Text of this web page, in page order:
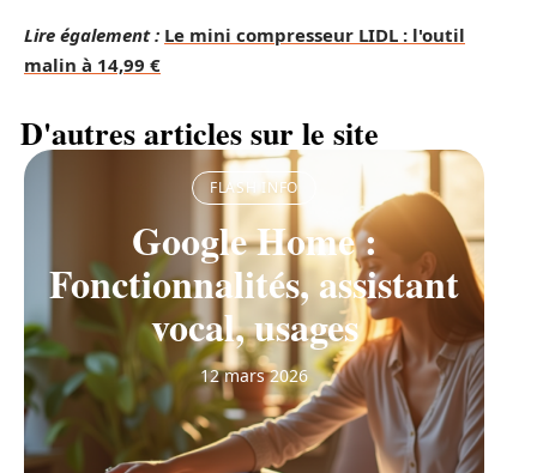
Lire également : Le mini compresseur LIDL : l'outil
malin à 14,99 €
D'autres articles sur le site
FLASH INFO
Google Home :
Fonctionnalités, assistant
vocal, usages
12 mars 2026